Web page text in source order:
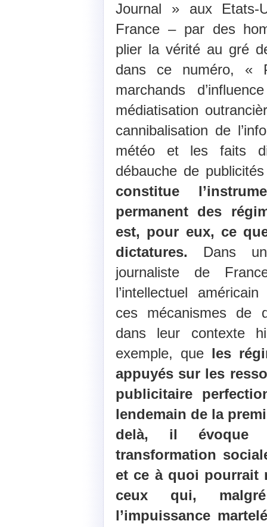
Journal » aux
France – par des
plier la vérité au gré
dans ce numéro, «
marchands
médiatisation
cannibalisation de
météo et les faits
débauche de
constitue
permanent des
est, pour eux, ce
dictatures. Dans
journaliste de
l’intellectuel
ces mécanismes de
dans leur contexte
exemple, que les
appuyés sur les
publicitaire
lendemain de la
delà, il évoque
transformation
et ce à quoi pourrait
ceux qui,
l’impuissance